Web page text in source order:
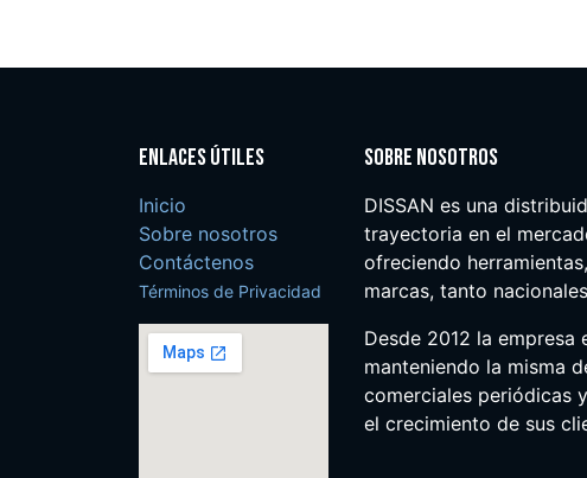
Enlaces útiles
Inicio
Sobre nosotros
Contáctenos
Términos de Privacidad
Sobre nosotros
DISSAN es una
trayectoria en el
ofreciendo
marcas, tanto
Desde 2012 la empresa
manteniendo la misma
comerciales periódicas
el crecimiento de sus